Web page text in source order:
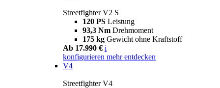
Streetfighter V2 S
120 PS Leistung
93,3 Nm Drehmoment
175 kg Gewicht ohne Kraftstoff
Ab 17.990 € i
konfigurieren mehr entdecken
V4
Streetfighter V4